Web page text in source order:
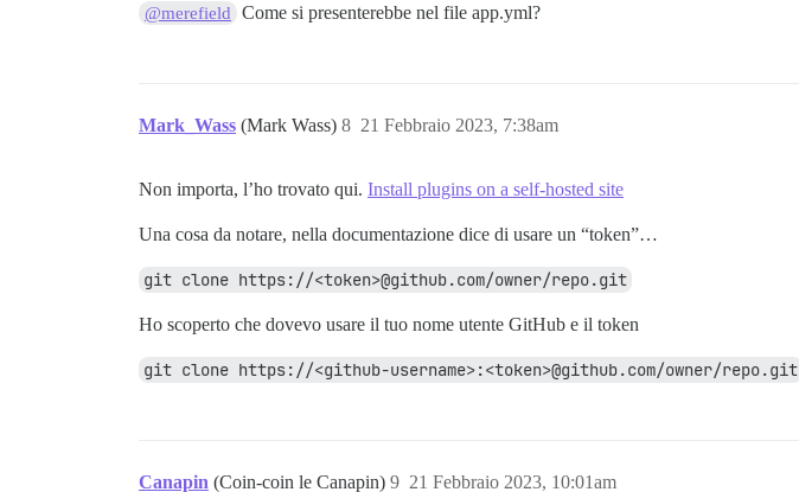
@merefield Come si presenterebbe nel file app.yml?
Mark_Wass (Mark Wass) 21 Febbraio 2023, 7:38am
8
Non importa, l’ho trovato qui. Install plugins on a self-hosted site
Una cosa da notare, nella documentazione dice di usare un “token”…
git clone https://<token>@github.com/owner/repo.git
Ho scoperto che dovevo usare il tuo nome utente GitHub e il token
git clone https://<github-username>:<token>@github.com/owner/repo.git
Canapin (Coin-coin le Canapin) 21 Febbraio 2023, 10:01am
9